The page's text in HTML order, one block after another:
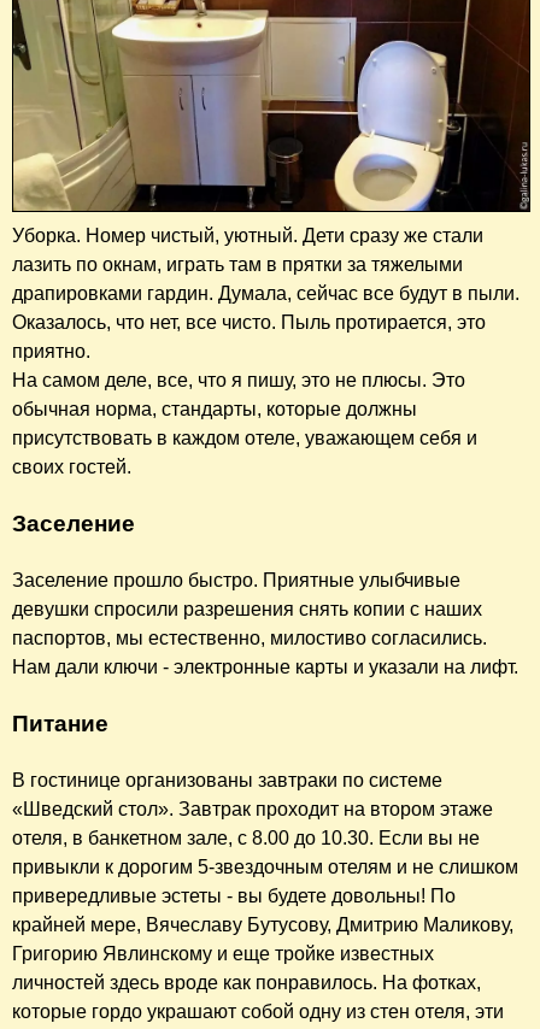
Уборка. Номер чистый, уютный. Дети сразу же стали
лазить по окнам, играть там в прятки за тяжелыми
драпировками гардин. Думала, сейчас все будут в пыли.
Оказалось, что нет, все чисто. Пыль протирается, это
приятно.
На самом деле, все, что я пишу, это не плюсы. Это
обычная норма, стандарты, которые должны
присутствовать в каждом отеле, уважающем себя и
своих гостей.
Заселение
Заселение прошло быстро. Приятные улыбчивые
девушки спросили разрешения снять копии с наших
паспортов, мы естественно, милостиво согласились.
Нам дали ключи - электронные карты и указали на лифт.
Питание
В гостинице организованы завтраки по системе
«Шведский стол». Завтрак проходит на втором этаже
отеля, в банкетном зале, с 8.00 до 10.30. Если вы не
привыкли к дорогим 5-звездочным отелям и не слишком
привередливые эстеты - вы будете довольны! По
крайней мере, Вячеславу Бутусову, Дмитрию Маликову,
Григорию Явлинскому и еще тройке известных
личностей здесь вроде как понравилось. На фотках,
которые гордо украшают собой одну из стен отеля, эти